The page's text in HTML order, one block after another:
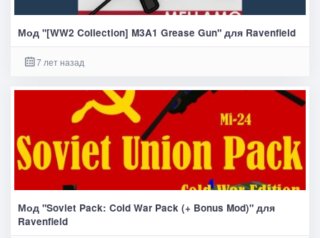
Мод "[WW2 Collection] M3A1 Grease Gun" для Ravenfield
7 лет назад
Мод "Soviet Pack: Cold War Pack (+ Bonus Mod)" для
Ravenfield